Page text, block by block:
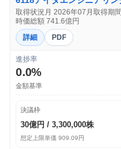
取得状況月 2026年07月取得期
時価総額 741.6億円
詳細
PDF
進捗率
0.0%
金額基準
決議枠
30億円 / 3,300,000株
想定上限単価 909.09円